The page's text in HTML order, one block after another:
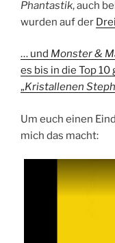
Phantastik, auch
wurden auf der
… und Monster &
es bis in die Top
„Kristallenen
Um euch einen
mich das macht: